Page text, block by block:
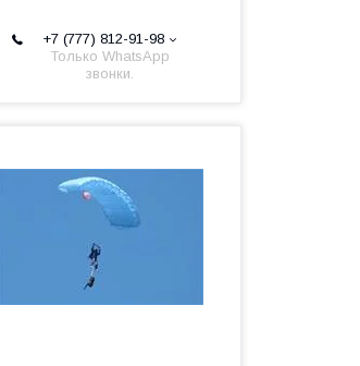
+7 (777) 812-91-98
Только WhatsApp
звонки.